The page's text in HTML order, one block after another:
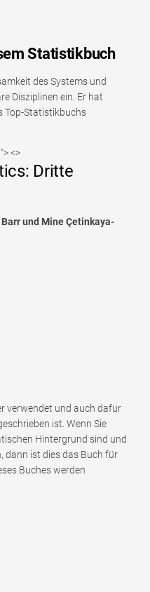
Statistikbuch
des Systems und
Disziplinen ein. Er hat
Top-Statistikbuchs
<>
Dritte
und Mine Çetinkaya-
verwendet und auch dafür
ist. Wenn Sie
Hintergrund sind und
dann ist dies das Buch für
Buches werden